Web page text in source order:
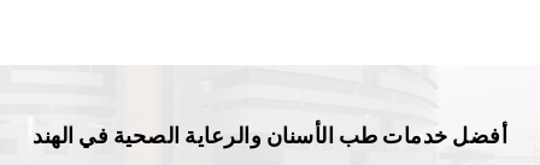
أفضل خدمات طب الأسنان والرعاية الصحية في الهند